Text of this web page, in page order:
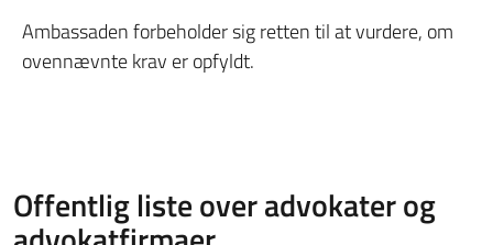
Ambassaden forbeholder sig retten til at vurdere, om
ovennævnte krav er opfyldt.
Offentlig liste over advokater og